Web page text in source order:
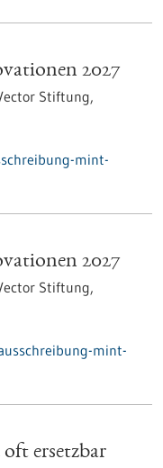
2027
Stiftung,
mint-
2027
Stiftung,
mint-
ersetzbar